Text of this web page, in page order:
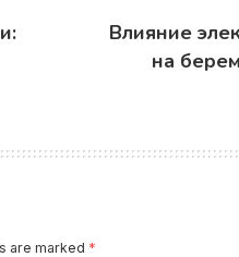
Влияние
на
are marked *